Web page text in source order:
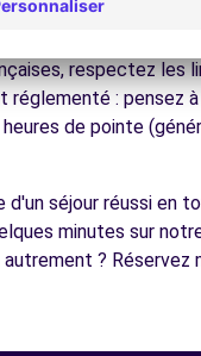
quelques conseils
respectez les
: pensez
de pointe
d'un séjour réussi en
minutes sur
?